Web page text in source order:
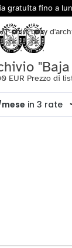
gratuita fino a
/T-shirt boxy
EUR Prezzo di